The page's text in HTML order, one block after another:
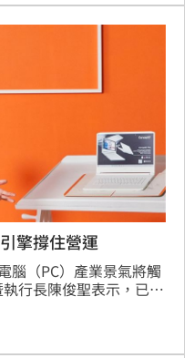
股票來說，看不到營收
者：王翊綺）
擎撐住營運
腦（PC）產業景氣將觸
行長陳俊聖表示，已看
化更多「反景氣」子公